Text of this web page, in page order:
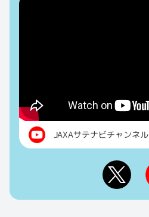
JAXAサテナビチャンネル